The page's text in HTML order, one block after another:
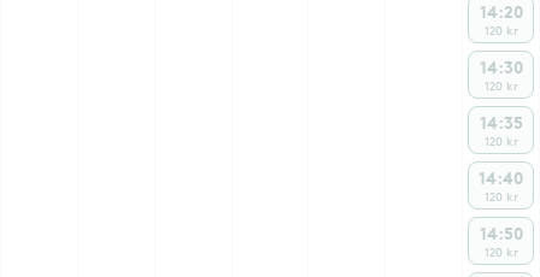
14:20
120 kr
14:30
120 kr
14:35
120 kr
14:40
120 kr
14:50
120 kr